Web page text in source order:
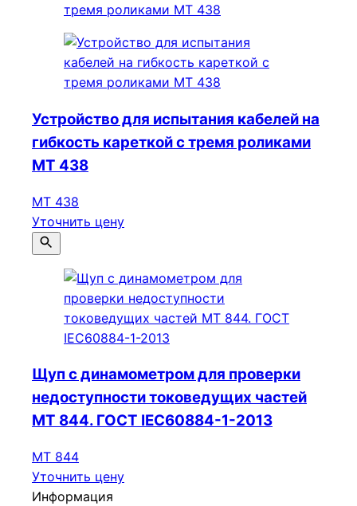
Устройство для испытания кабелей на
гибкость кареткой с тремя роликами
МТ 438
МТ 438
Уточнить цену
Щуп с динамометром для проверки
недоступности токоведущих частей
МТ 844. ГОСТ IEC60884-1-2013
МТ 844
Уточнить цену
Информация